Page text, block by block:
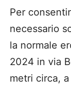
Per
necessario
la normale
2024 in via
metri circa,